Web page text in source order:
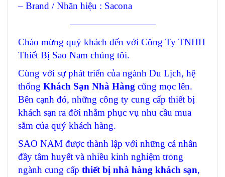
– Brand / Nhãn hiệu : Sacona
—————————
Chào mừng quý khách đến với Công Ty TNHH
Thiết Bị Sao Nam chúng tôi.
Cùng với sự phát triển của ngành Du Lịch, hệ
thống Khách Sạn Nhà Hàng cũng mọc lên.
Bên cạnh đó, những công ty cung cấp thiết bị
khách sạn ra đời nhằm phục vụ nhu cầu mua
sắm của quý khách hàng.
SAO NAM được thành lập với những cá nhân
đầy tâm huyết và nhiều kinh nghiệm trong
ngành cung cấp thiết bị nhà hàng khách sạn,